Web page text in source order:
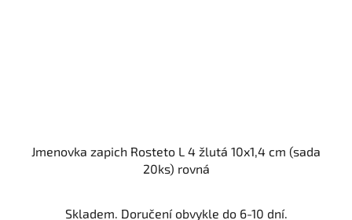
Jmenovka zapich Rosteto L 4 žlutá 10x1,4 cm (sada
20ks) rovná
Skladem. Doručení obvykle do 6-10 dní.